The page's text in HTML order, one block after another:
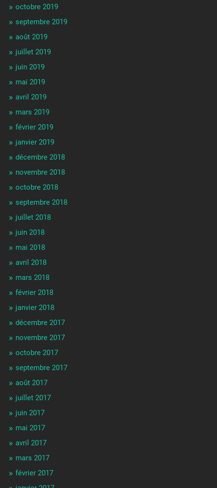
octobre 2019
septembre 2019
août 2019
juillet 2019
juin 2019
mai 2019
avril 2019
mars 2019
février 2019
janvier 2019
décembre 2018
novembre 2018
octobre 2018
septembre 2018
juillet 2018
juin 2018
mai 2018
avril 2018
mars 2018
février 2018
janvier 2018
décembre 2017
novembre 2017
octobre 2017
septembre 2017
août 2017
juillet 2017
juin 2017
mai 2017
avril 2017
mars 2017
février 2017